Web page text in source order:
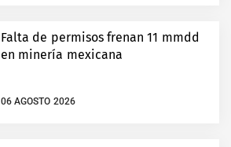
Falta de permisos frenan 11 mmdd
en minería mexicana
06 AGOSTO 2026